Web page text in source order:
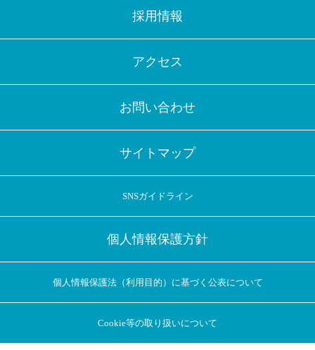
採用情報
アクセス
お問い合わせ
サイトマップ
SNSガイドライン
個人情報保護方針
個人情報保護法（利用目的）に基づく公表について
Cookie等の取り扱いについて